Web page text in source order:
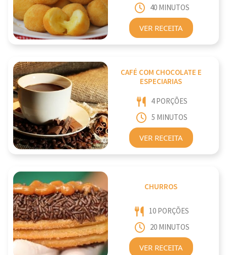
40 MINUTOS
VER RECEITA
CAFÉ COM CHOCOLATE E
ESPECIARIAS
4 PORÇÕES
5 MINUTOS
VER RECEITA
CHURROS
10 PORÇÕES
20 MINUTOS
VER RECEITA